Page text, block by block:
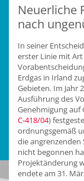
Neuerliche
nach
In seiner
erster Linie mit
Erdgas in Irland
Gebieten. Im Jahr
Ausführung des
Genehmigung auf
C‑418/04)
ordnungsgemäß
die angrenzenden
nicht begonnen
Projektänderung
endete am 31.